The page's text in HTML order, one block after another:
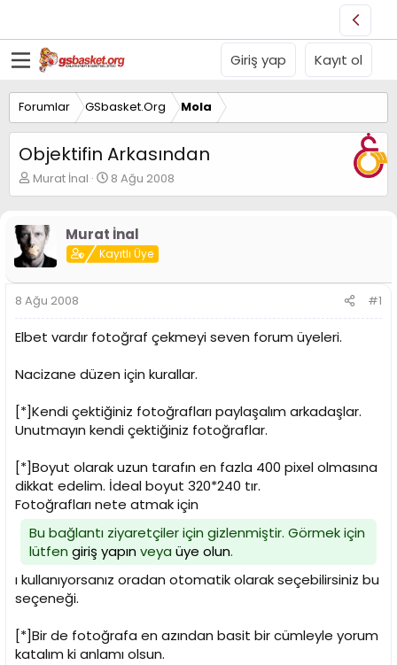
Giriş yap Kayıt ol
Forumlar GSbasket.Org Mola
Objektifin Arkasından
K
o
u
y
u
B
a
ş
l
a
a
n
Murat İnal
B
a
a
n
ı
t
a
i
h
8 Ağu 2008
Murat İnal
Kayıtlı Üye
8 Ağu 2008 #1
Elbet vardır fotoğraf çekmeyi seven forum üyeleri.
Nacizane düzen için kurallar.
[*]Kendi çektiğiniz fotoğrafları paylaşalım arkadaşlar.
Unutmayın kendi çektiğiniz fotoğraflar.
[*]Boyut olarak uzun tarafın en fazla 400 pixel olmasına
dikkat edelim. İdeal boyut 320*240 tır.
Fotoğrafları nete atmak için
Bu bağlantı ziyaretçiler için gizlenmiştir. Görmek için
lütfen giriş yapınveya üye olun.
ı kullanıyorsanız oradan otomatik olarak seçebilirsiniz bu
seçeneği.
[*]Bir de fotoğrafa en azından basit bir cümleyle yorum
katalım ki anlamı olsun.